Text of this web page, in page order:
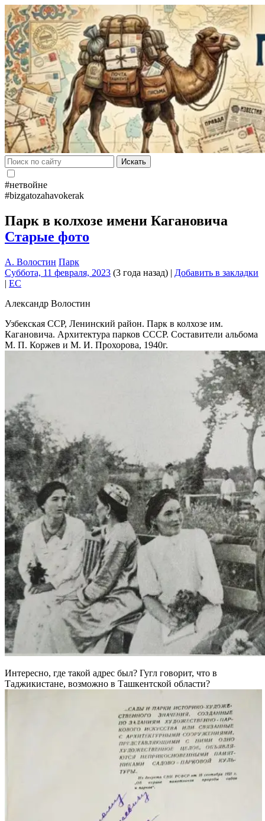
Искать
#нетвойне
#bizgatozahavokerak
Парк в колхозе имени Кагановича
Старые фото
А. Волостин Парк
Суббота, 11 февраля, 2023 (3 года назад) | Добавить в закладки
| EC
Александр Волостин
Узбекская ССР, Ленинский район. Парк в колхозе им.
Кагановича. Архитектура парков СССР. Составители альбома
М. П. Коржев и М. И. Прохорова, 1940г.
Интересно, где такой адрес был? Гугл говорит, что в
Таджикистане, возможно в Ташкентской области?